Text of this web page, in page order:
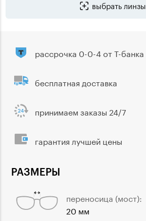
выбрать линзы
РАЗМЕРЫ
переносица (мост):
20 мм
рассрочка 0-0-4 от Т-банка
бесплатная доставка
принимаем заказы 24/7
гарантия лучшей цены